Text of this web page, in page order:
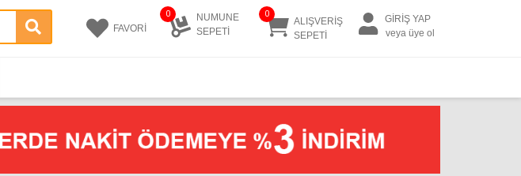
FAVORİ
0
NUMUNE
SEPETİ
0
ALIŞVERİŞ
SEPETİ
GİRİŞ YAP
veya üye ol